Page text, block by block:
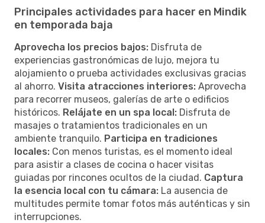
Principales actividades para hacer en Mindik
en temporada baja
Aprovecha los precios bajos: Disfruta de
experiencias gastronómicas de lujo, mejora tu
alojamiento o prueba actividades exclusivas gracias
al ahorro. Visita atracciones interiores: Aprovecha
para recorrer museos, galerías de arte o edificios
históricos. Relájate en un spa local: Disfruta de
masajes o tratamientos tradicionales en un
ambiente tranquilo. Participa en tradiciones
locales: Con menos turistas, es el momento ideal
para asistir a clases de cocina o hacer visitas
guiadas por rincones ocultos de la ciudad. Captura
la esencia local con tu cámara: La ausencia de
multitudes permite tomar fotos más auténticas y sin
interrupciones.